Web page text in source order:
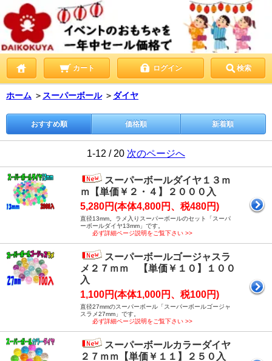
カート ログイン 検索
ホーム ＞ スーパーボール ＞ ダイヤ
おすすめ順 価格順 新着順
1-12 / 20 次のページへ
スーパーボールダイヤ１３ｍ
ｍ【単価￥２・４】２０００入
5,280円(本体4,800円、税480円)
直径13mm。ラメ入りスーパーボールのセット「スーパ
ーボールダイヤ13mm」です。
必ず詳細ページ説明をご覧下さい >>
スーパーボールゴージャスラ
メ２７ｍｍ 【単価￥１０】１００
入
1,100円(本体1,000円、税100円)
直径27mmのスーパーボール「スーパーボールゴージャ
スラメ27mm」です。
必ず詳細ページ説明をご覧下さい >>
スーパーボールカラーダイヤ
２７ｍｍ【単価￥１１】２５０入